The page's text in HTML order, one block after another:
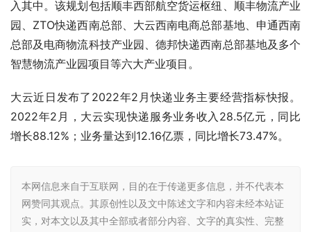
入其中。该规划包括顺丰西部航空货运枢纽、顺丰物流产业
园、ZTO快递西南总部、大云西南电商总部基地、申通西南
总部及电商物流科技产业园、德邦快递西南总部基地及多个
智慧物流产业园项目等六大产业项目。
大云近日发布了2022年2月快递业务主要经营指标快报。
2022年2月，大云实现快递服务业务收入28.5亿元，同比
增长88.12%；业务量达到12.16亿票，同比增长73.47%。
本网信息来自于互联网，目的在于传递更多信息，并不代表本
网赞同其观点。其原创性以及文中陈述文字和内容未经本站证
实，对本文以及其中全部或者部分内容、文字的真实性、完整